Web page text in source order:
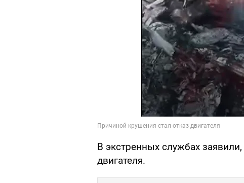
В экстренных службах
двигателя.